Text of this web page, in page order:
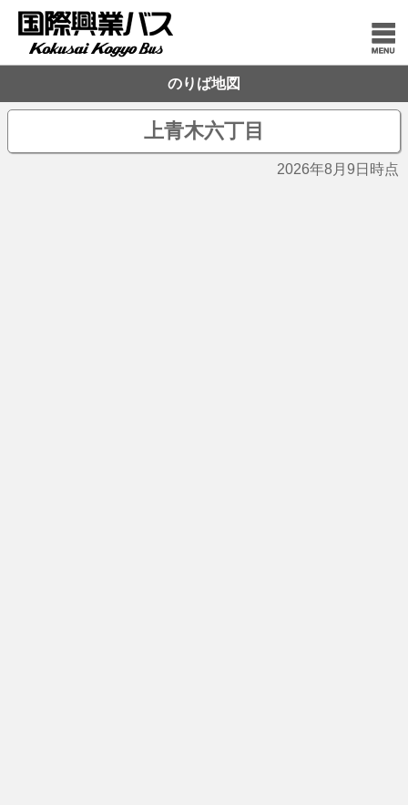
のりば地図
上青木六丁目
2026年8月9日時点